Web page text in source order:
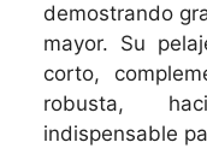
demostrando
mayor. Su
corto,
robusta,
indispensable